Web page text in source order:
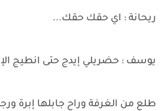
ريحانة : اي حقك حقك...
يوسف : حضريلي إيدج حتى انطيج
طلع من الغرفة وراح جابلها إبرة